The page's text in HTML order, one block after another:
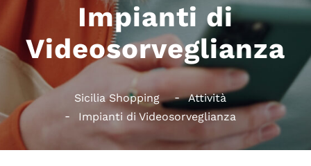
Impianti di
Videosorveglianza
Sicilia Shopping
Attività
Impianti di Videosorveglianza